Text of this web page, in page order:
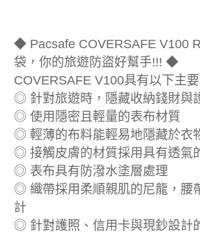
◆ Pacsafe COVERSAFE V100
袋，你的旅遊防盜好幫手!!! ◆
COVERSAFE V100具有以下主要
◎ 針對旅遊時，隱藏收納錢財與
◎ 使用隱密且輕量的表布材質
◎ 輕薄的布料能輕易地隱藏於衣
◎ 接觸皮膚的材質採用具有透氣
◎ 表布具有防潑水塗層處理
◎ 織帶採用柔順親肌的尼龍，腰
計
◎ 針對護照、信用卡與現鈔設計